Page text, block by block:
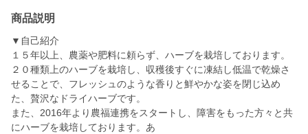
商品説明
▼自己紹介
１５年以上、農薬や肥料に頼らず、ハーブを栽培しております。
２０種類上のハーブを栽培し、収穫後すぐに凍結し低温で乾燥さ
せることで、フレッシュのような香りと鮮やかな姿を閉じ込め
た、贅沢なドライハーブです。
また、2016年より農福連携をスタートし、障害をもった方々と共
にハーブを栽培しております。あ